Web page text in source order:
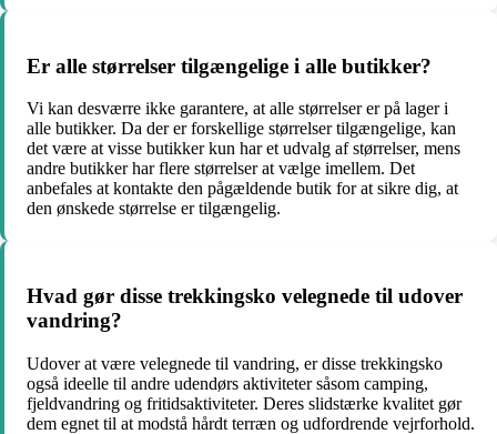
Er alle størrelser tilgængelige i alle butikker?
Vi kan desværre ikke garantere, at alle størrelser er på lager i
alle butikker. Da der er forskellige størrelser tilgængelige, kan
det være at visse butikker kun har et udvalg af størrelser, mens
andre butikker har flere størrelser at vælge imellem. Det
anbefales at kontakte den pågældende butik for at sikre dig, at
den ønskede størrelse er tilgængelig.
Hvad gør disse trekkingsko velegnede til udover
vandring?
Udover at være velegnede til vandring, er disse trekkingsko
også ideelle til andre udendørs aktiviteter såsom camping,
fjeldvandring og fritidsaktiviteter. Deres slidstærke kvalitet gør
dem egnet til at modstå hårdt terræn og udfordrende vejrforhold.